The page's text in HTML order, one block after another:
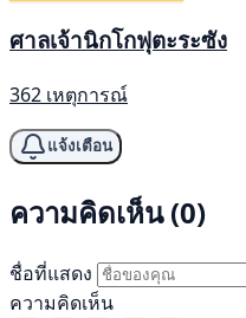
ศาลเจ้านิกโกฟุตะระซัง
362 เหตุการณ์
แจ้งเตือน
ความคิดเห็น (0)
ชื่อที่แสดง
ความคิดเห็น